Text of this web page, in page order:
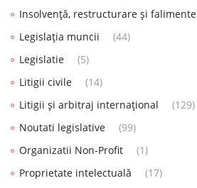
Insolvență, restructurare și falimente
Legislația muncii
(44)
Legislatie
(5)
Litigii civile
(14)
Litigii și arbitraj internațional
(129)
Noutati legislative
(99)
Organizatii Non-Profit
(1)
Proprietate intelectuală
(17)